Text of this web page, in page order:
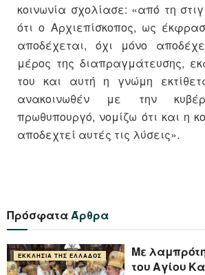
κοινωνία σχολίασε: «από τη
ότι ο Αρχιεπίσκοπος, ως
αποδέχεται, όχι μόνο
μέρος της διαπραγμάτευσης,
του και αυτή η γνώμη
ανακοινωθέν με την
πρωθυπουργό, νομίζω ότι και η
αποδεχτεί αυτές τις λύσεις».
ΠρόσφαταΆρθρα
ΕΚΚΛΗΣΊΑ ΤΗΣ ΕΛΛΆΔΟΣ
Με
του Αγίου